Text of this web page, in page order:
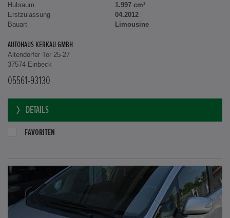
Hubraum
1.997 cm³
Erstzulassung
04.2012
Bauart
Limousine
AUTOHAUS KERKAU GMBH
Altendorfer Tor 25-27
37574 Einbeck
05561-93130
DETAILS
FAVORITEN